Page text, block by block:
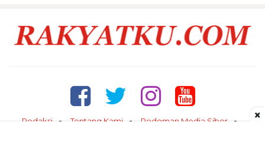
Redaksi Tentang Kami
Pedoman Media Siber
×